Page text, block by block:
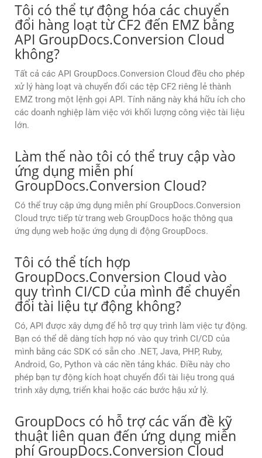
Tôi có thể tự động hóa các chuyển
đổi hàng loạt từ CF2 đến EMZ bằng
API GroupDocs.Conversion Cloud
không?
Tất cả các API GroupDocs.Conversion Cloud đều cho phép
xử lý hàng loạt và chuyển đổi các tệp CF2 riêng lẻ thành
EMZ trong một lệnh gọi API. Tính năng này khá hữu ích cho
các doanh nghiệp làm việc với khối lượng công việc tài liệu
lớn.
Làm thế nào tôi có thể truy cập vào
ứng dụng miễn phí
GroupDocs.Conversion Cloud?
Có thể truy cập ứng dụng miễn phí GroupDocs.Conversion
Cloud trực tiếp từ trang web GroupDocs hoặc thông qua
ứng dụng web hoặc ứng dụng di động GroupDocs.
Tôi có thể tích hợp
GroupDocs.Conversion Cloud vào
quy trình CI/CD của mình để chuyển
đổi tài liệu tự động không?
Có, API được xây dựng để hỗ trợ quy trình làm việc tự động.
Bạn có thể dễ dàng tích hợp nó vào quy trình CI/CD của
mình bằng các SDK có sẵn cho .NET, Java, PHP, Ruby,
Android, Go, Python và các nền tảng khác. Điều này cho
phép bạn tự động kích hoạt chuyển đổi tài liệu trong quá
trình xây dựng, triển khai hoặc các bước hậu xử lý.
GroupDocs có hỗ trợ các vấn đề kỹ
thuật liên quan đến ứng dụng miễn
phí GroupDocs.Conversion Cloud